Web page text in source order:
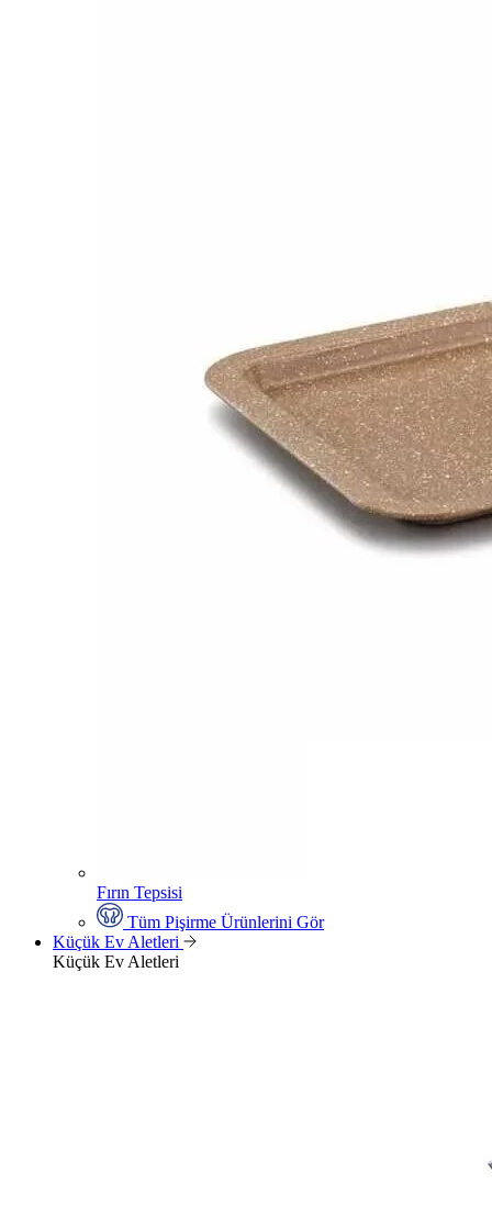
Fırın Tepsisi
Tüm Pişirme Ürünlerini Gör
Küçük Ev Aletleri
Küçük Ev Aletleri